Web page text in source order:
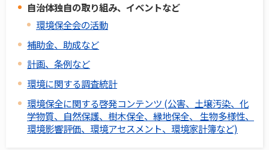
自治体独自の取り組み、イベントなど
環境保全会の活動
補助金、助成など
計画、条例など
環境に関する調査統計
環境保全に関する啓発コンテンツ (公害、土壌汚染、化
学物質、自然保護、樹木保全、縁地保全、 生物多様性、
環境影響評価、環境アセスメント、環境家計簿など)